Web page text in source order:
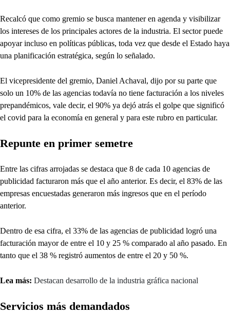
Recalcó que como gremio se busca mantener en agenda y visibilizar
los intereses de los principales actores de la industria. El sector puede
apoyar incluso en políticas públicas, toda vez que desde el Estado haya
una planificación estratégica, según lo señalado.
El vicepresidente del gremio, Daniel Achaval, dijo por su parte que
solo un 10% de las agencias todavía no tiene facturación a los niveles
prepandémicos, vale decir, el 90% ya dejó atrás el golpe que significó
el covid para la economía en general y para este rubro en particular.
Repunte en primer semetre
Entre las cifras arrojadas se destaca que 8 de cada 10 agencias de
publicidad facturaron más que el año anterior. Es decir, el 83% de las
empresas encuestadas generaron más ingresos que en el período
anterior.
Dentro de esa cifra, el 33% de las agencias de publicidad logró una
facturación mayor de entre el 10 y 25 % comparado al año pasado. En
tanto que el 38 % registró aumentos de entre el 20 y 50 %.
Lea más: Destacan desarrollo de la industria gráfica nacional
Servicios más demandados